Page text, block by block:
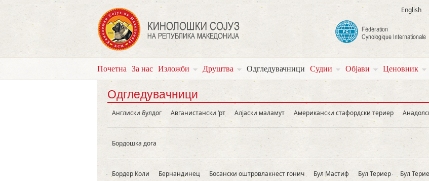
English
Почетна За нас Изложби Друштва Одгледувачници Судии Објави Ценовник
Одгледувачници
Англиски булдог Aвганистански ‘рт Алјаски маламут Американски стафордски териер
Бордошка дога
Бордер Коли Бернандинец Босански оштровлакнест гонич Бул Мастиф Бул Teриер Бул